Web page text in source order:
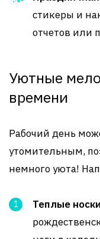
стикеры и
отчетов или
Уютные
времени
Рабочий день
утомительным,
немного уюта!
Теплые